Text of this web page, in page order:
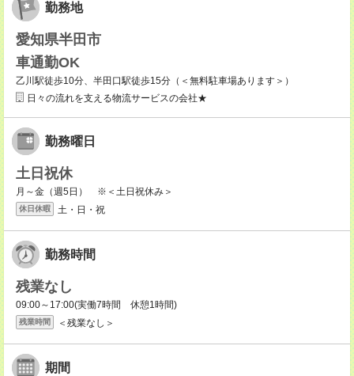
勤務地
愛知県半田市
車通勤OK
乙川駅徒歩10分、半田口駅徒歩15分（＜無料駐車場あります＞）
日々の流れを支える物流サービスの会社★
勤務曜日
土日祝休
月～金（週5日） ※＜土日祝休み＞
休日休暇 土・日・祝
勤務時間
残業なし
09:00～17:00(実働7時間 休憩1時間)
残業時間 ＜残業なし＞
期間